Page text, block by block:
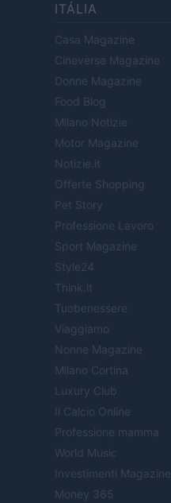
ITÁLIA
Casa Magazine
Cineverse Magazine
Donne Magazine
Food Blog
Milano Notizie
Motor Magazine
Notizie.it
Offerte Shopping
Pet Story
Professione Lavoro
Sport Magazine
Style24
Think.it
Tuobenessere
Viaggiamo
Nonne Magazine
Milano Cortina
Luxury Club
Il Calcio Online
Professione mamma
World Music
Investimenti Magazine
Money 365